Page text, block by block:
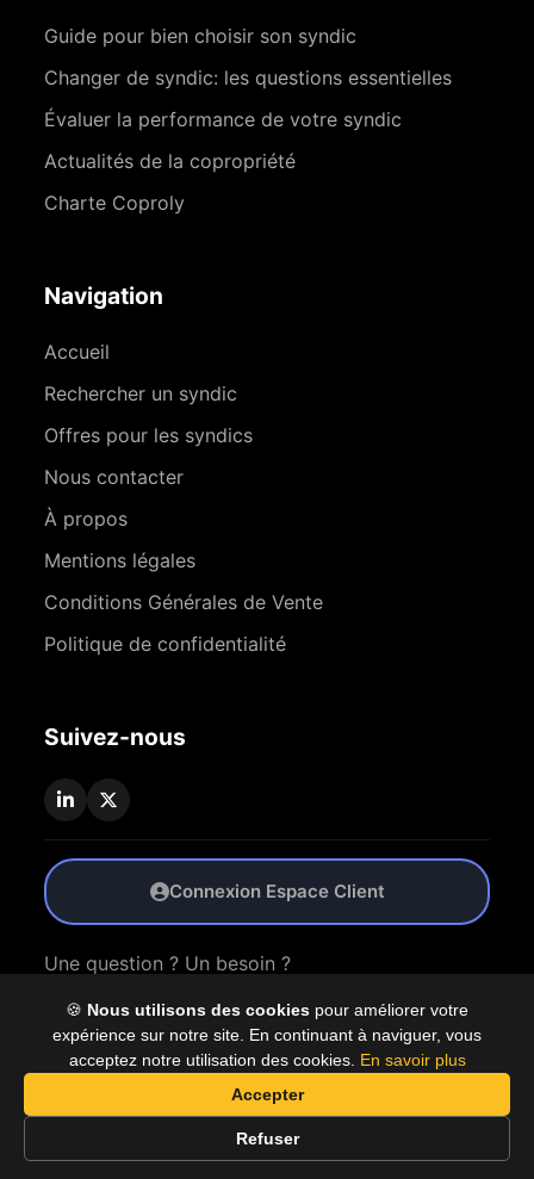
🍪 Nous utilisons des cookies pour améliorer votre
expérience sur notre site. En continuant à naviguer, vous
acceptez notre utilisation des cookies. En savoir plus
Accepter
Refuser
Guide pour bien choisir son syndic
Changer de syndic: les questions essentielles
Évaluer la performance de votre syndic
Actualités de la copropriété
Charte Coproly
Navigation
Accueil
Rechercher un syndic
Offres pour les syndics
Nous contacter
À propos
Mentions légales
Conditions Générales de Vente
Politique de confidentialité
Suivez-nous
Connexion Espace Client
Une question ? Un besoin ?
Nous Contacter
© 2026 Coproly. Tous droits réservés.